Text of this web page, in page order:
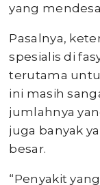
yang
Pasalnya,
spesialis di
terutama
ini masih
jumlahnya
juga banyak
besar.
“Penyakit